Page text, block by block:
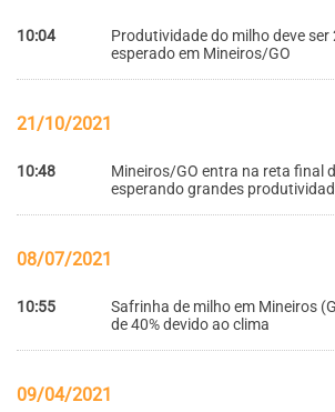
10:04
Produtividade do milho deve ser
esperado em Mineiros/GO
21/10/2021
10:48
Mineiros/GO entra na reta final
esperando grandes
08/07/2021
10:55
Safrinha de milho em Mineiros
de 40% devido ao clima
09/04/2021